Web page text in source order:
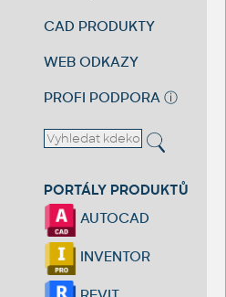
CAD PRODUKTY
WEB ODKAZY
PROFI PODPORA ⓘ
PORTÁLY PRODUKTŮ
AUTOCAD
INVENTOR